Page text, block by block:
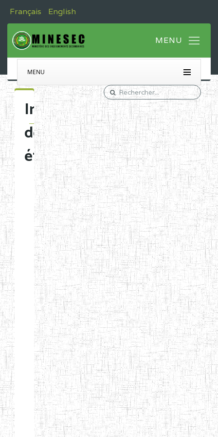
Français English
MENU
Immatriculation
des
établissements
Etablissements
d'enseignement
normal
ENI
Chercher:
Effacer les filtres
Denomination
Type